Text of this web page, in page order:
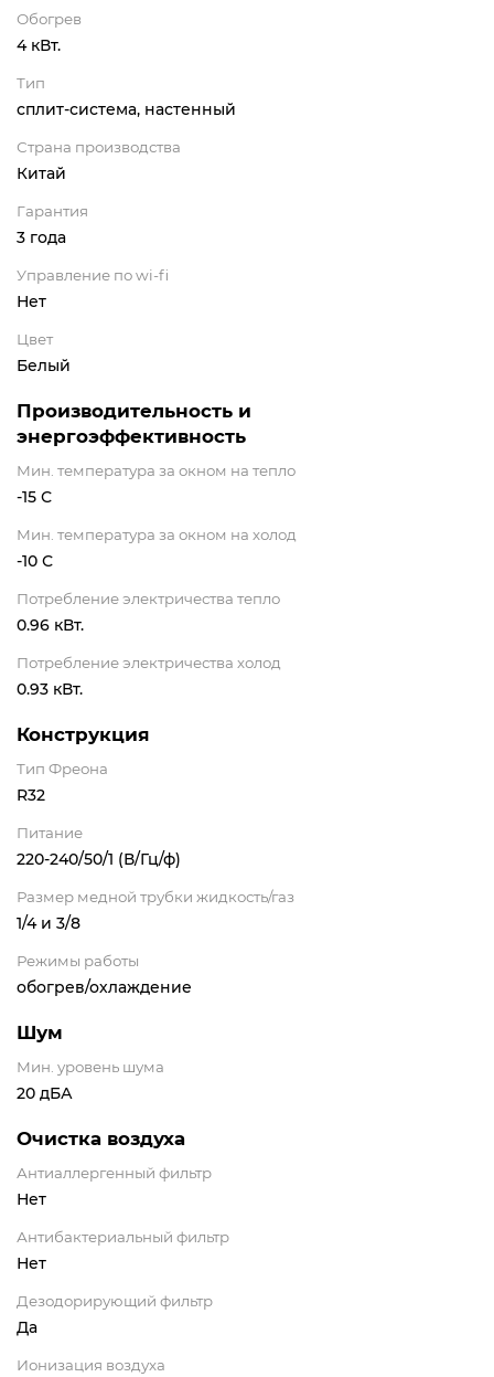
Обогрев
4 кВт.
Тип
сплит-система, настенный
Страна производства
Китай
Гарантия
3 года
Управление по wi-fi
Нет
Цвет
Белый
Производительность и
энергоэффективность
Мин. температура за окном на тепло
-15 С
Мин. температура за окном на холод
-10 С
Потребление электричества тепло
0.96 кВт.
Потребление электричества холод
0.93 кВт.
Конструкция
Тип Фреона
R32
Питание
220-240/50/1 (В/Гц/ф)
Размер медной трубки жидкость/газ
1/4 и 3/8
Режимы работы
обогрев/охлаждение
Шум
Мин. уровень шума
20 дБА
Очистка воздуха
Антиаллергенный фильтр
Нет
Антибактериальный фильтр
Нет
Дезодорирующий фильтр
Да
Ионизация воздуха